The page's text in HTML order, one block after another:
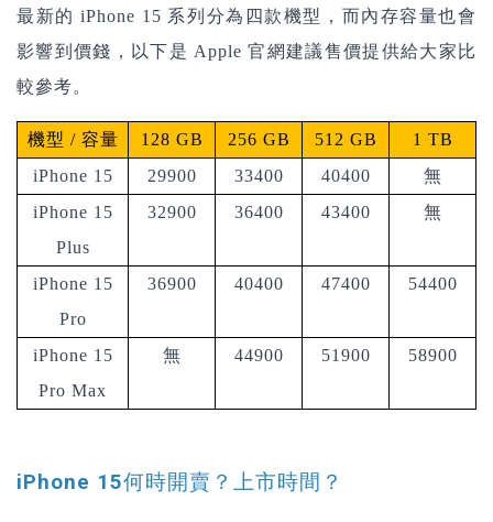
最新的 iPhone 15 系列分為四款機型，而內存容量也會
影響到價錢，以下是 Apple 官網建議售價提供給大家比
較參考。
機型 / 容量 128 GB 256 GB 512 GB
1 TB
iPhone 15
29900 33400 40400
無
iPhone 15
Plus
32900 36400 43400 無
iPhone 15
Pro
36900 40400 47400 54400
iPhone 15
Pro Max
無 44900 51900 58900
iPhone 15何時開賣？上市時間？